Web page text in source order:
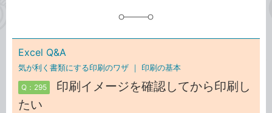
Excel Q&A
気が利く書類にする印刷のワザ ｜ 印刷の基本
Q：295
印刷イメージを確認してから印刷し
たい